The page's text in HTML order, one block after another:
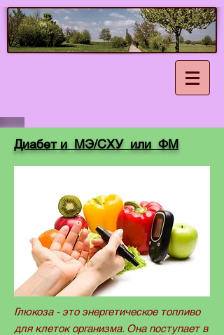
Диабет и МЭ/СХУ или ФМ
Глюкоза - это энергетическое топливо
для клеток организма. Она поступает в